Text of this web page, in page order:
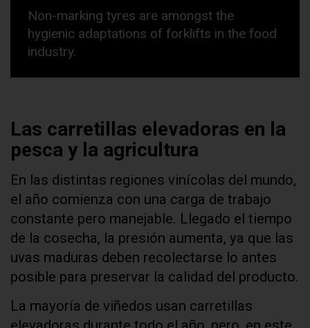
Non-marking tyres are amongst the
hygienic adaptations of forklifts in the food
industry.
Las carretillas elevadoras en la
pesca y la agricultura
En las distintas regiones vinícolas del mundo,
el año comienza con una carga de trabajo
constante pero manejable. Llegado el tiempo
de la cosecha, la presión aumenta, ya que las
uvas maduras deben recolectarse lo antes
posible para preservar la calidad del producto.
La mayoría de viñedos usan carretillas